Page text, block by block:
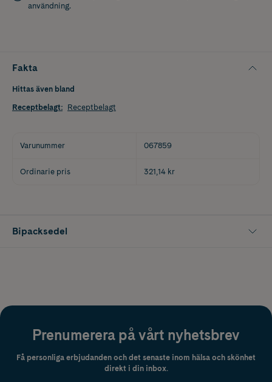
användning.
Fakta
Hittas även bland
Receptbelagt: Receptbelagt
Varunummer 067859
Ordinarie pris 321,14 kr
Bipacksedel
Prenumerera på vårt nyhetsbrev
Få personliga erbjudanden och det senaste inom hälsa och skönhet
direkt i din inbox.